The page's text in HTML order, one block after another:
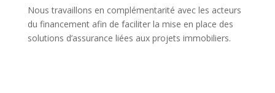
Nous travaillons en complémentarité avec les acteurs
du financement afin de faciliter la mise en place des
solutions d’assurance liées aux projets immobiliers.